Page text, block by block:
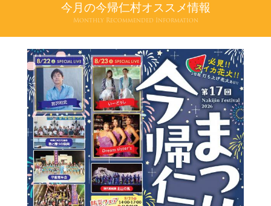
今月の今帰仁村オススメ情報
Monthly Recommended Information